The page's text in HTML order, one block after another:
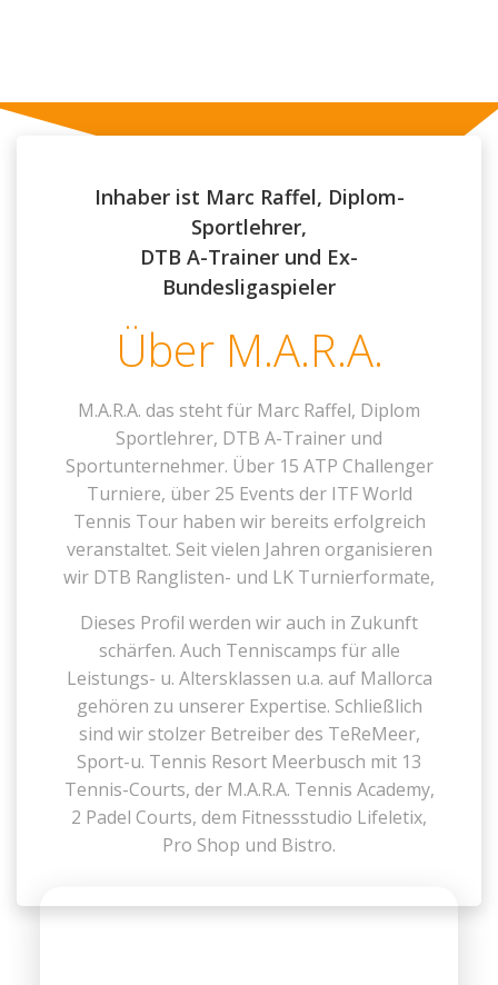
Inhaber ist Marc Raffel, Diplom-
Sportlehrer,
DTB A-Trainer und Ex-
Bundesligaspieler
Über M.A.R.A.
M.A.R.A. das steht für Marc Raffel, Diplom
Sportlehrer, DTB A-Trainer und
Sportunternehmer. Über 15 ATP Challenger
Turniere, über 25 Events der ITF World
Tennis Tour haben wir bereits erfolgreich
veranstaltet. Seit vielen Jahren organisieren
wir DTB Ranglisten- und LK Turnierformate,
Dieses Profil werden wir auch in Zukunft
schärfen. Auch Tenniscamps für alle
Leistungs- u. Altersklassen u.a. auf Mallorca
gehören zu unserer Expertise. Schließlich
sind wir stolzer Betreiber des TeReMeer,
Sport-u. Tennis Resort Meerbusch mit 13
Tennis-Courts, der M.A.R.A. Tennis Academy,
2 Padel Courts, dem Fitnessstudio Lifeletix,
Pro Shop und Bistro.